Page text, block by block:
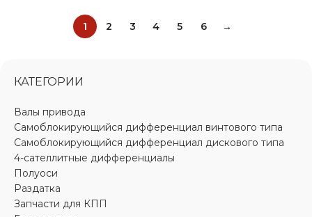
1 2 3 4 5 6 →
КАТЕГОРИИ
Валы привода
Самоблокирующийся дифференциал винтового типа
Самоблокирующийся дифференциал дискового типа
4-сателлитные дифференциалы
Полуоси
Раздатка
Запчасти для КПП